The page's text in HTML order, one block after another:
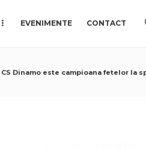
EVENIMENTE CONTACT
CS Dinamo este campioana fetelor la